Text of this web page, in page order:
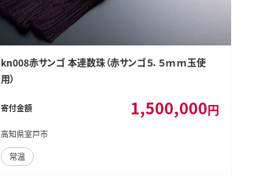
kn008赤サンゴ 本連数珠（赤サンゴ５．５ｍｍ玉使
用）
寄付金額 1,500,000円
高知県室戸市
常温